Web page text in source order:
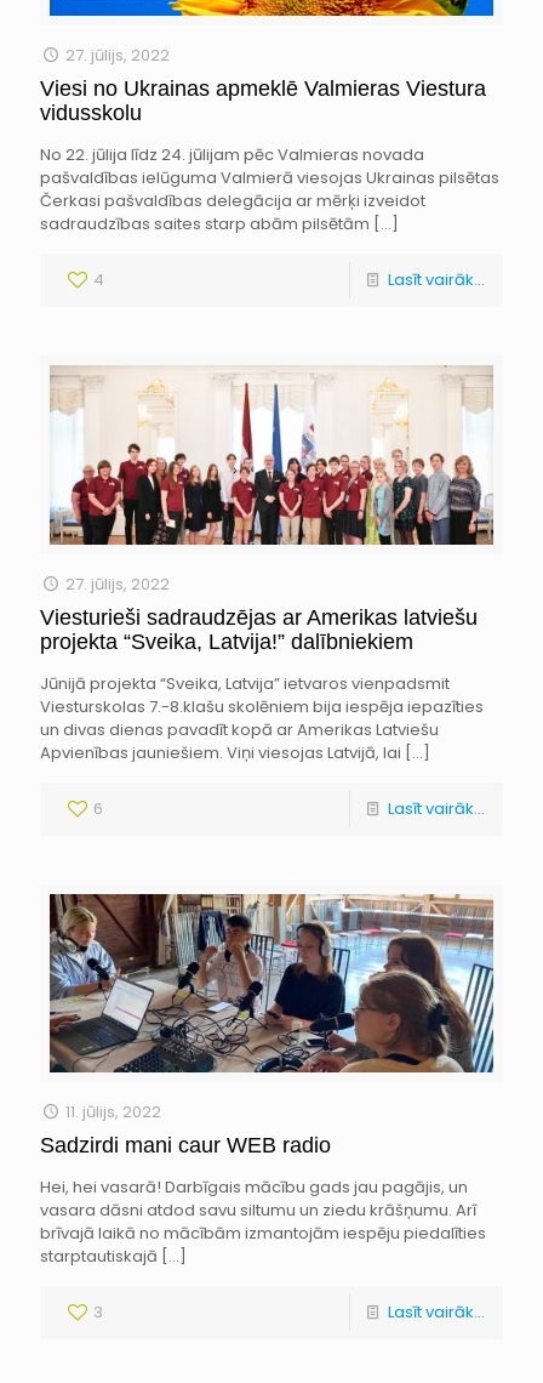
27. jūlijs, 2022
Viesi no Ukrainas apmeklē Valmieras Viestura
vidusskolu
No 22. jūlija līdz 24. jūlijam pēc Valmieras novada
pašvaldības ielūguma Valmierā viesojas Ukrainas pilsētas
Čerkasi pašvaldības delegācija ar mērķi izveidot
sadraudzības saites starp abām pilsētām […]
4 Lasīt vairāk...
27. jūlijs, 2022
Viesturieši sadraudzējas ar Amerikas latviešu
projekta “Sveika, Latvija!” dalībniekiem
Jūnijā projekta “Sveika, Latvija” ietvaros vienpadsmit
Viesturskolas 7.-8.klašu skolēniem bija iespēja iepazīties
un divas dienas pavadīt kopā ar Amerikas Latviešu
Apvienības jauniešiem. Viņi viesojas Latvijā, lai […]
6 Lasīt vairāk...
11. jūlijs, 2022
Sadzirdi mani caur WEB radio
Hei, hei vasarā! Darbīgais mācību gads jau pagājis, un
vasara dāsni atdod savu siltumu un ziedu krāšņumu. Arī
brīvajā laikā no mācībām izmantojām iespēju piedalīties
starptautiskajā […]
3 Lasīt vairāk...